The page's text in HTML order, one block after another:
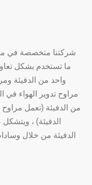
شركتنا متخصصة في
ما تستخدم بشكل
واحد من الدفيئة
مراوح تدوير الهواء في
من الدفيئة (تعمل مراوح
الدفيئة) ،
الدفيئة من خلال